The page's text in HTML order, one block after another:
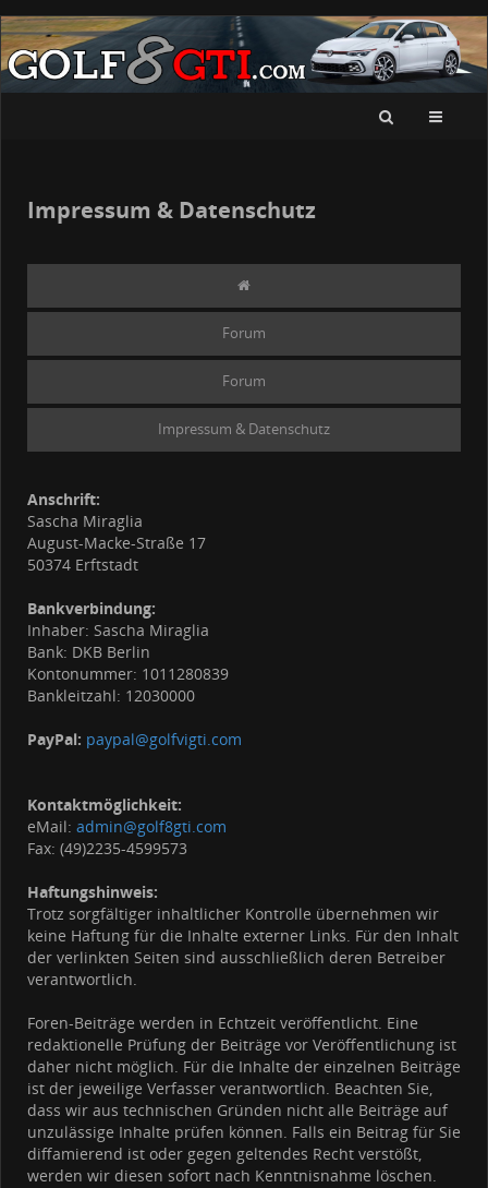
Impressum & Datenschutz
Forum
Forum
Impressum & Datenschutz
Anschrift:
Sascha Miraglia
August-Macke-Straße 17
50374 Erftstadt
Bankverbindung:
Inhaber: Sascha Miraglia
Bank: DKB Berlin
Kontonummer: 1011280839
Bankleitzahl: 12030000
PayPal: paypal@golfvigti.com
Kontaktmöglichkeit:
eMail: admin@golf8gti.com
Fax: (49)2235-4599573
Haftungshinweis:
Trotz sorgfältiger inhaltlicher Kontrolle übernehmen wir
keine Haftung für die Inhalte externer Links. Für den Inhalt
der verlinkten Seiten sind ausschließlich deren Betreiber
verantwortlich.
Foren-Beiträge werden in Echtzeit veröffentlicht. Eine
redaktionelle Prüfung der Beiträge vor Veröffentlichung ist
daher nicht möglich. Für die Inhalte der einzelnen Beiträge
ist der jeweilige Verfasser verantwortlich. Beachten Sie,
dass wir aus technischen Gründen nicht alle Beiträge auf
unzulässige Inhalte prüfen können. Falls ein Beitrag für Sie
diffamierend ist oder gegen geltendes Recht verstößt,
werden wir diesen sofort nach Kenntnisnahme löschen.